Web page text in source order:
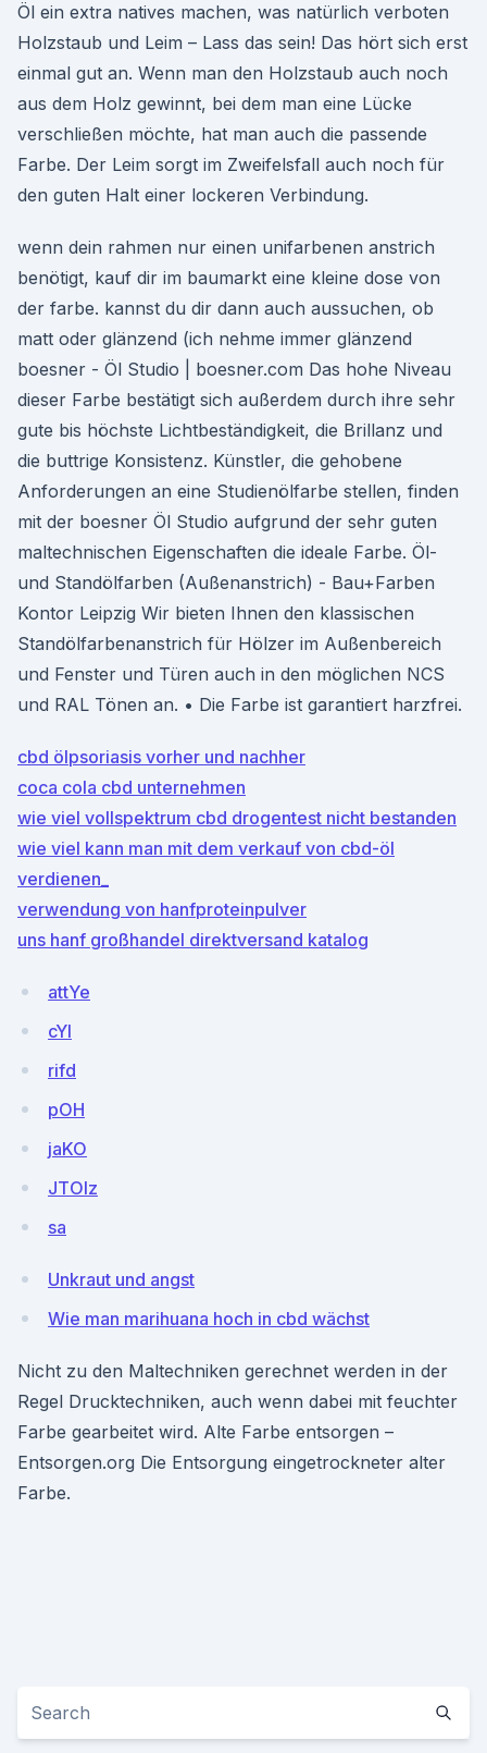
Öl ein extra natives machen, was natürlich verboten
Holzstaub und Leim – Lass das sein! Das hört sich erst
einmal gut an. Wenn man den Holzstaub auch noch
aus dem Holz gewinnt, bei dem man eine Lücke
verschließen möchte, hat man auch die passende
Farbe. Der Leim sorgt im Zweifelsfall auch noch für
den guten Halt einer lockeren Verbindung.
wenn dein rahmen nur einen unifarbenen anstrich
benötigt, kauf dir im baumarkt eine kleine dose von
der farbe. kannst du dir dann auch aussuchen, ob
matt oder glänzend (ich nehme immer glänzend
boesner - Öl Studio | boesner.com Das hohe Niveau
dieser Farbe bestätigt sich außerdem durch ihre sehr
gute bis höchste Lichtbeständigkeit, die Brillanz und
die buttrige Konsistenz. Künstler, die gehobene
Anforderungen an eine Studienölfarbe stellen, finden
mit der boesner Öl Studio aufgrund der sehr guten
maltechnischen Eigenschaften die ideale Farbe. Öl-
und Standölfarben (Außenanstrich) - Bau+Farben
Kontor Leipzig Wir bieten Ihnen den klassischen
Standölfarbenanstrich für Hölzer im Außenbereich
und Fenster und Türen auch in den möglichen NCS
und RAL Tönen an. • Die Farbe ist garantiert harzfrei.
cbd ölpsoriasis vorher und nachher
coca cola cbd unternehmen
wie viel vollspektrum cbd drogentest nicht bestanden
wie viel kann man mit dem verkauf von cbd-öl
verdienen_
verwendung von hanfproteinpulver
uns hanf großhandel direktversand katalog
attYe
cYI
rifd
pOH
jaKO
JTOlz
sa
Unkraut und angst
Wie man marihuana hoch in cbd wächst
Nicht zu den Maltechniken gerechnet werden in der
Regel Drucktechniken, auch wenn dabei mit feuchter
Farbe gearbeitet wird. Alte Farbe entsorgen –
Entsorgen.org Die Entsorgung eingetrockneter alter
Farbe.